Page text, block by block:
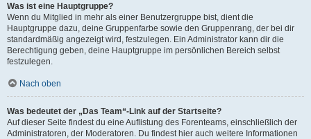
Was ist eine Hauptgruppe?
Wenn du Mitglied in mehr als einer Benutzergruppe bist, dient die
Hauptgruppe dazu, deine Gruppenfarbe sowie den Gruppenrang, der bei dir
standardmäßig angezeigt wird, festzulegen. Ein Administrator kann dir die
Berechtigung geben, deine Hauptgruppe im persönlichen Bereich selbst
festzulegen.
Nach oben
Was bedeutet der „Das Team“-Link auf der Startseite?
Auf dieser Seite findest du eine Auflistung des Forenteams, einschließlich der
Administratoren, der Moderatoren. Du findest hier auch weitere Informationen